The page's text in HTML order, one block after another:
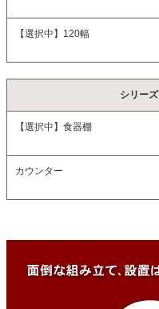
【選択中】 120幅
シリーズ
【選択中】 食器棚
カウンター